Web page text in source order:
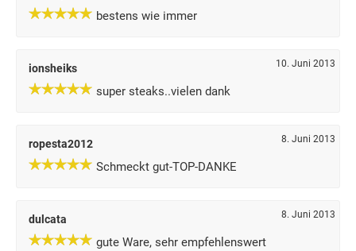
bestens wie immer
ionsheiks 10. Juni 2013
super steaks..vielen dank
ropesta2012 8. Juni 2013
Schmeckt gut-TOP-DANKE
dulcata 8. Juni 2013
gute Ware, sehr empfehlenswert